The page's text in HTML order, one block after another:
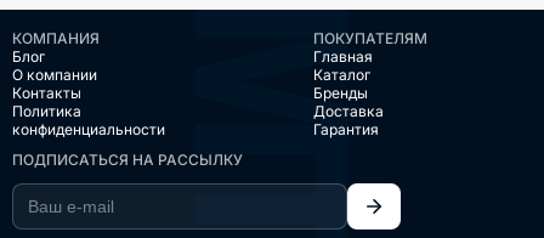
КОМПАНИЯ
Блог
О компании
Контакты
Политика
конфиденциальности
ПОКУПАТЕЛЯМ
Главная
Каталог
Бренды
Доставка
Гарантия
ПОДПИСАТЬСЯ НА РАССЫЛКУ